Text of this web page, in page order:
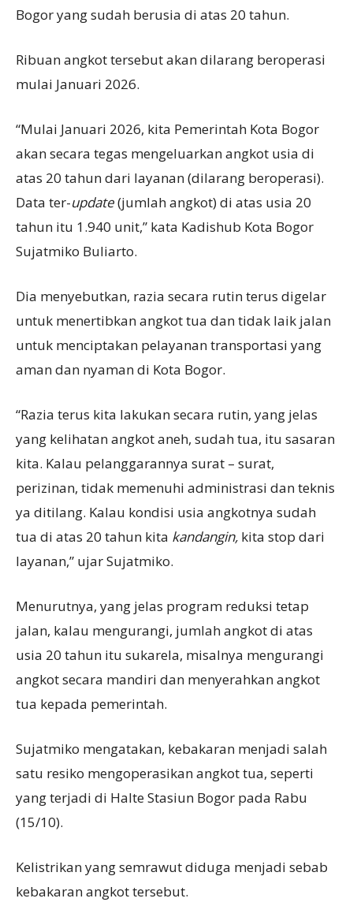
Bogor yang sudah berusia di atas 20 tahun.
Ribuan angkot tersebut akan dilarang beroperasi
mulai Januari 2026.
“Mulai Januari 2026, kita Pemerintah Kota Bogor
akan secara tegas mengeluarkan angkot usia di
atas 20 tahun dari layanan (dilarang beroperasi).
Data ter-update(jumlah angkot) di atas usia 20
tahun itu 1.940 unit,” kata Kadishub Kota Bogor
Sujatmiko Buliarto.
Dia menyebutkan, razia secara rutin terus digelar
untuk menertibkan angkot tua dan tidak laik jalan
untuk menciptakan pelayanan transportasi yang
aman dan nyaman di Kota Bogor.
“Razia terus kita lakukan secara rutin, yang jelas
yang kelihatan angkot aneh, sudah tua, itu sasaran
kita. Kalau pelanggarannya surat – surat,
perizinan, tidak memenuhi administrasi dan teknis
ya ditilang. Kalau kondisi usia angkotnya sudah
tua di atas 20 tahun kita kandangin, kita stop dari
layanan,” ujar Sujatmiko.
Menurutnya, yang jelas program reduksi tetap
jalan, kalau mengurangi, jumlah angkot di atas
usia 20 tahun itu sukarela, misalnya mengurangi
angkot secara mandiri dan menyerahkan angkot
tua kepada pemerintah.
Sujatmiko mengatakan, kebakaran menjadi salah
satu resiko mengoperasikan angkot tua, seperti
yang terjadi di Halte Stasiun Bogor pada Rabu
(15/10).
Kelistrikan yang semrawut diduga menjadi sebab
kebakaran angkot tersebut.